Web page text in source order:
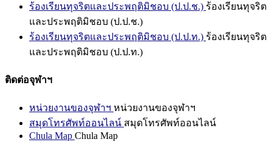
ร้องเรียนทุจริตและประพฤติมิชอบ (ป.ป.ช.) ร้องเรียนทุจริต
และประพฤติมิชอบ (ป.ป.ช.)
ร้องเรียนทุจริตและประพฤติมิชอบ (ป.ป.ท.) ร้องเรียนทุจริต
และประพฤติมิชอบ (ป.ป.ท.)
ติดต่อจุฬาฯ
หน่วยงานของจุฬาฯ หน่วยงานของจุฬาฯ
สมุดโทรศัพท์ออนไลน์ สมุดโทรศัพท์ออนไลน์
Chula Map Chula Map